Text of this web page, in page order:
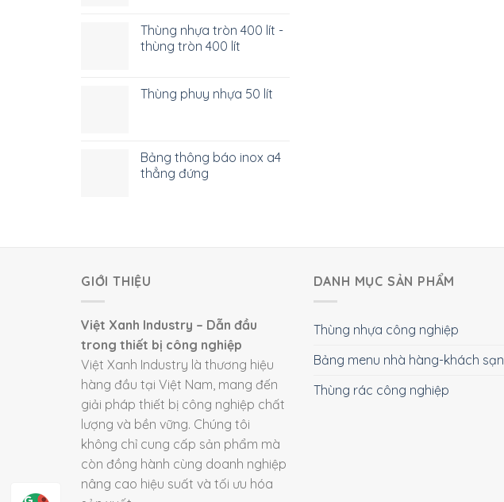
Thùng nhựa tròn 400 lít -
thùng tròn 400 lít
Thùng phuy nhựa 50 lít
Bảng thông báo inox a4
thẳng đứng
GIỚI THIỆU
Việt Xanh Industry – Dẫn đầu
trong thiết bị công nghiệp
Việt Xanh Industry là thương hiệu
hàng đầu tại Việt Nam, mang đến
giải pháp thiết bị công nghiệp chất
lượng và bền vững. Chúng tôi
không chỉ cung cấp sản phẩm mà
còn đồng hành cùng doanh nghiệp
nâng cao hiệu suất và tối ưu hóa
DANH MỤC SẢN PHẨM
Thùng nhựa công nghiệp
Bảng menu nhà hàng-khách sạn
Thùng rác công nghiệp